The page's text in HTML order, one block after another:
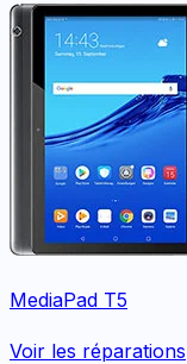
MediaPad T5
Voir les réparations